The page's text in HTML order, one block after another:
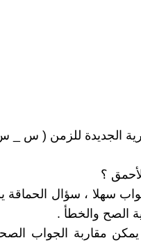
الجديدة للزمن ( س _
؟
سهلا ، سؤال الحماقة
الصح والخطأ .
مقاربة الجواب